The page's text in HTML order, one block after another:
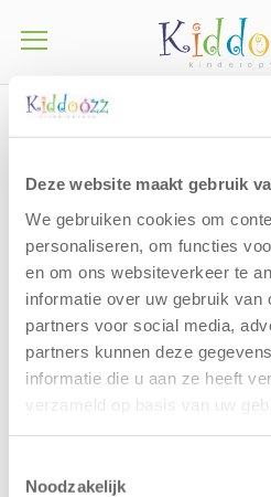
Deze website maakt gebruik
We gebruiken cookies om
personaliseren, om functies
en om ons websiteverkeer te
informatie over uw gebruik van
partners voor social media,
partners kunnen deze
informatie die u aan ze heeft
verzameld op basis van uw
Noodzakelijk
Home Schermafbeelding 2026-
04-30 144300
30 April 2026